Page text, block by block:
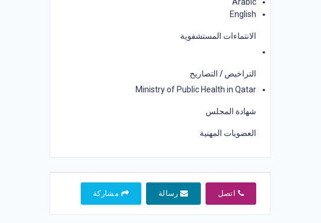
English
الانتماءات المستشفوية
التراخيص / التصاريح
Ministry of Public Health in Qatar
شهادة المجلس
العضويات المهنية
اتصل رسالة مشاركة